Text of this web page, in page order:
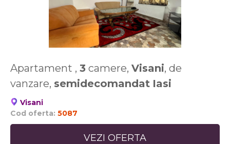
Apartament , 3 camere, Visani, de
vanzare, semidecomandat Iasi
Visani
Cod oferta: 5087
VEZI OFERTA